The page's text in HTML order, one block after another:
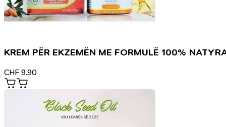
KREM PËR EKZEMËN ME FORMULË 100%
CHF 9.90